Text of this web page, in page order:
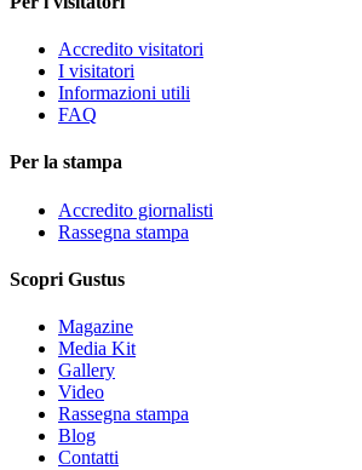
Accredito visitatori
I visitatori
Informazioni utili
FAQ
Per la stampa
Accredito giornalisti
Rassegna stampa
Scopri Gustus
Magazine
Media Kit
Gallery
Video
Rassegna stampa
Blog
Contatti